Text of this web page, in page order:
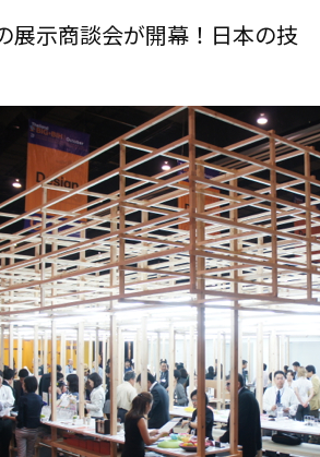
展示商談会が開幕！日本の技